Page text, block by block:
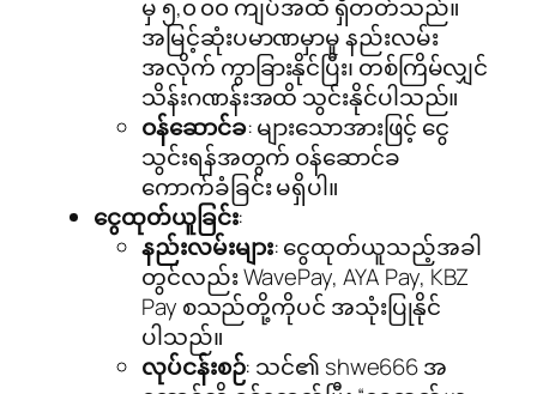
မှ ၅,၀ ၀၀ ကျပ်အထိ ရှိတတ်သည်။
အမြင့်ဆုံးပမာဏမှာမူ နည်းလမ်း
အလိုက် ကွာခြားနိုင်ပြီး၊ တစ်ကြိမ်လျှင်
သိန်းဂဏန်းအထိ သွင်းနိုင်ပါသည်။
ဝန်ဆောင်ခ: များသောအားဖြင့် ငွေ
သွင်းရန်အတွက် ဝန်ဆောင်ခ
ကောက်ခံခြင်း မရှိပါ။
ငွေထုတ်ယူခြင်း:
နည်းလမ်းများ: ငွေထုတ်ယူသည့်အခါ
တွင်လည်း WavePay, AYA Pay, KBZ
Pay စသည်တို့ကိုပင် အသုံးပြုနိုင်
ပါသည်။
လုပ်ငန်းစဉ်: သင်၏ shwe666 အ